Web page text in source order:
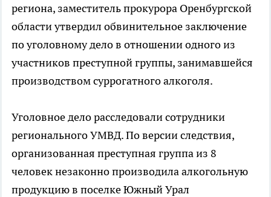
региона, заместитель прокурора Оренбургской
области утвердил обвинительное заключение
по уголовному дело в отношении одного из
участников преступной группы, занимавшейся
производством суррогатного алкоголя.
Уголовное дело расследовали сотрудники
регионального УМВД. По версии следствия,
организованная преступная группа из 8
человек незаконно производила алкогольную
продукцию в поселке Южный Урал